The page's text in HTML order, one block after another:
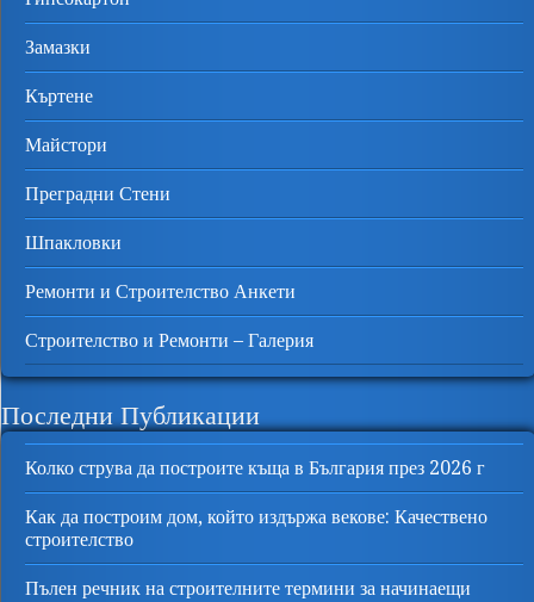
Замазки
Къртене
Майстори
Преградни Стени
Шпакловки
Ремонти и Строителство Анкети
Строителство и Ремонти – Галерия
Последни Публикации
Колко струва да построите къща в България през 2026 г
Как да построим дом, който издържа векове: Качествено
строителство
Пълен речник на строителните термини за начинаещи